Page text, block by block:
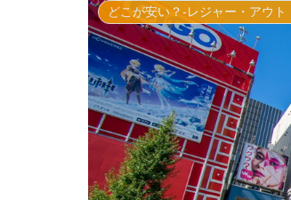
どこが安い？-レジャー・アウト